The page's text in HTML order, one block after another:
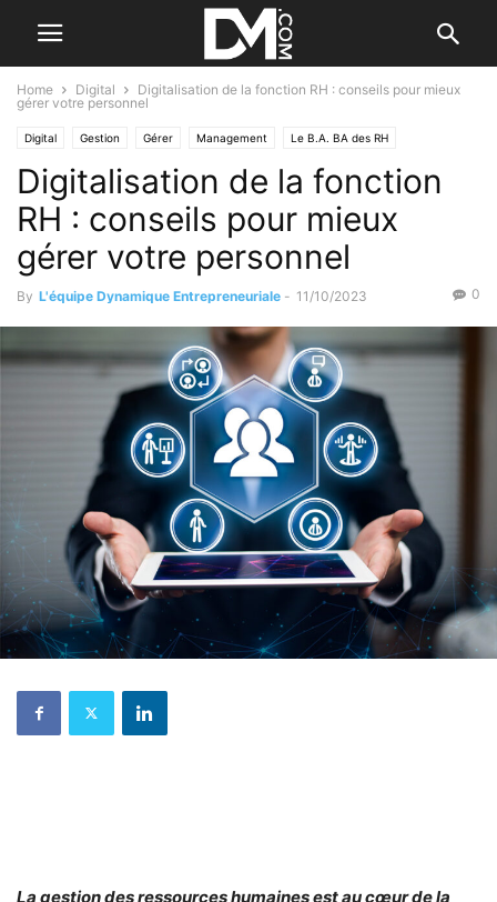
Home Digital
Digitalisation de la fonction RH : conseils pour mieux
gérer votre personnel
Digital Gestion Gérer Management Le B.A. BA des RH
Les différents types de Contrat Les tableaux de bord
Salaire & Cotisations sociales
Digitalisation de la fonction
RH : conseils pour mieux
gérer votre personnel
By L'équipe Dynamique Entrepreneuriale - 11/10/2023 0
La gestion des ressources humaines est au cœur de la